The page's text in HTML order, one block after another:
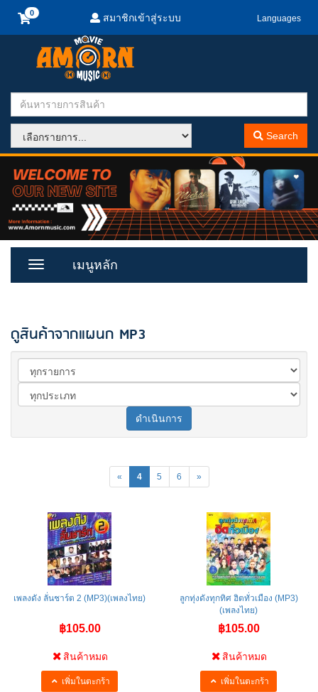
สมาชิกเข้าสู่ระบบ Languages
Search
Toggle
เมนูหลัก
ดูสินค้าจากแผนก MP3
ดำเนินการ
« 4 5 6 »
เพลงดัง ลั่นชาร์ต 2 (MP3)(เพลงไทย)
฿105.00
สินค้าหมด
เพิ่มในตะกร้า
ลูกทุ่งดังทุกทิศ ฮิตทั่วเมือง (MP3)
(เพลงไทย)
฿105.00
สินค้าหมด
เพิ่มในตะกร้า